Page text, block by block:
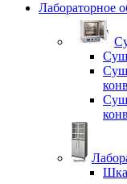
Лабораторное